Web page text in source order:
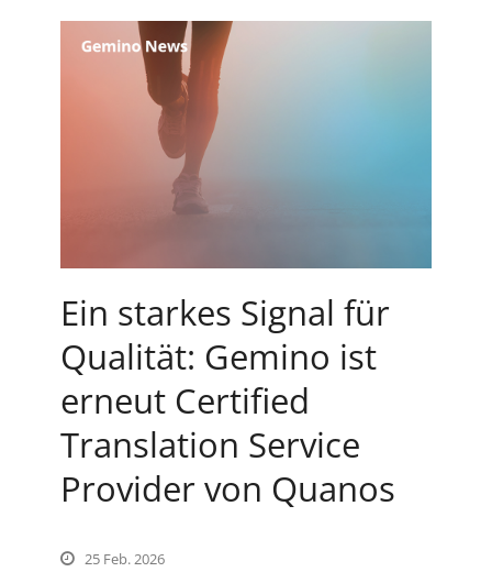
Ein starkes Signal für
Qualität: Gemino ist
erneut Certified
Translation Service
Provider von Quanos
25 Feb. 2026